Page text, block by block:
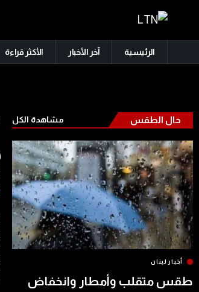
الرئيسية آخر الأخبار الأكثر قراءة
حال الطقس مشاهدة الكل
أخبار لبنان
طقس متقلب وأمطار وانخفاض